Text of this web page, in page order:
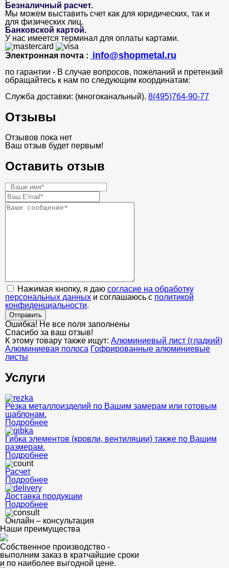
Безналичный расчет.
Мы можем выставить счет как для юридических, так и
для физических лиц.
Банковской картой.
У нас имеется терминал для оплаты картами.
Электронная почта : info@shopmetal.ru
по гарантии - В случае вопросов, пожеланий и претензий
обращайтесь к нам по следующим координатам:
Служба доставки: (многоканальный). 8(495)764-90-77
Отзывы
Отзывов пока нет
Ваш отзыв будет первым!
Оставить отзыв
Нажимая кнопку, я даю согласие на обработку
персональных данных и соглашаюсь с политикой
конфиденциальности.
Отправить
Ошибка! Не все поля заполнены
Спасибо за ваш отзыв!
К этому товару также ищут: Алюминиевый лист (гладкий)
Алюминиевая полоса Гофрированные алюминиевые
листы
Услуги
Резка металлоизделий по Вашим замерам или готовым
шаблонам.
Подробнее
Гибка элементов (кровли, вентиляции) также по Вашим
размерам.
Подробнее
Расчет
Подробнее
Доставка продукции
Подробнее
Онлайн – консультация
Наши преимущества
Собственное производство -
выполним заказ в кратчайшие сроки
и по наиболее выгодной цене.